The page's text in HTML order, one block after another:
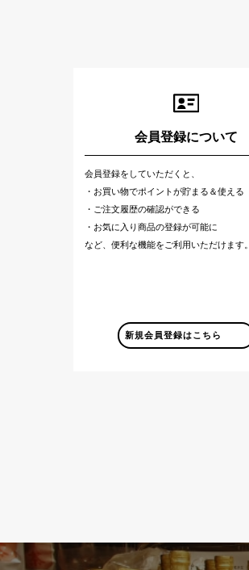
会員登録について
会員登録をしていただくと、
・お買い物でポイントが貯まる＆使える
・ご注文履歴の確認ができる
・お気に入り商品の登録が可能に
など、便利な機能をご利用いただけます。
新規会員登録はこちら